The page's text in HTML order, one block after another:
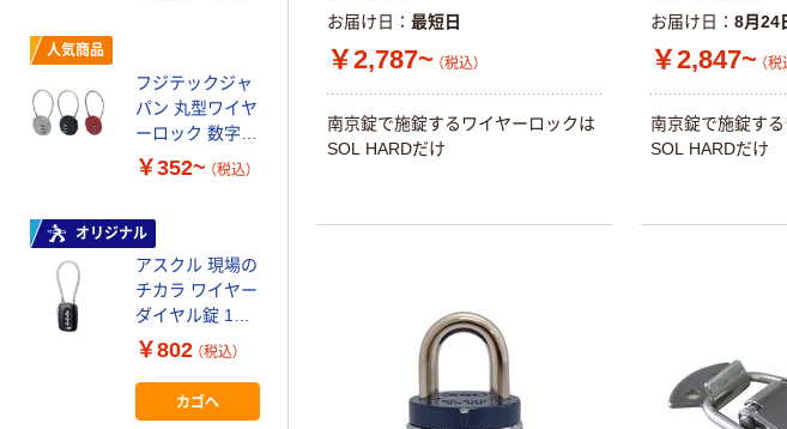
お届け日 最短日
￥2,787~ （税込）
南京錠で施錠するワイヤーロックは
SOL HARDだけ
お届け日 8月24
￥2,847~ （税
南京錠で施錠す
SOL HARDだけ
人気商品
フジテックジャ
パン 丸型ワイヤ
ーロック 数字ダ
イヤル式 番号ロ
￥352~ （税込）
オリジナル
アスクル 現場の
チカラ ワイヤー
ダイヤル錠 1個
オリジナル
￥802 （税込）
カゴへ
人気商品
川住製作所 川住
ットキーホルダ
ー
￥480~
ハイロジック ク
ローム二重リン
光 キーリール
スモールサイズ
KRB-70 1個
￥640 （税込）
カゴへ
EA916ZL-211A
1本（直送品）
カゴへ